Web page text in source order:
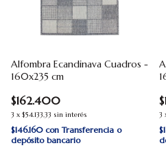
Alfombra Ecandinava Cuadros -
160x235 cm
$162.400
3 x $54.133,33 sin interés
$146.160 con Transferencia o
depósito bancario
3